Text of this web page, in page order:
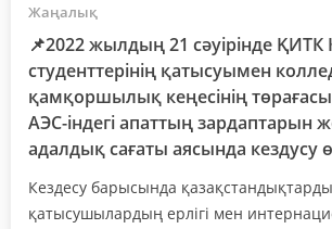
Жаңалық
📌2022 жылдың 21 сәуірінде
студенттерінің қатысуымен
қамқоршылық кеңесінің
АЭС-індегі апаттың
адалдық сағаты аясында кездусу
Кездесу барысында
қатысушылардың ерлігі мен